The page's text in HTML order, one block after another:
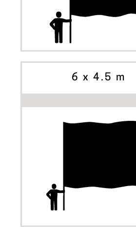
INIZIA A PERSONALIZZARE
6 x 4.5 m
INIZIA A PERSONALIZZARE